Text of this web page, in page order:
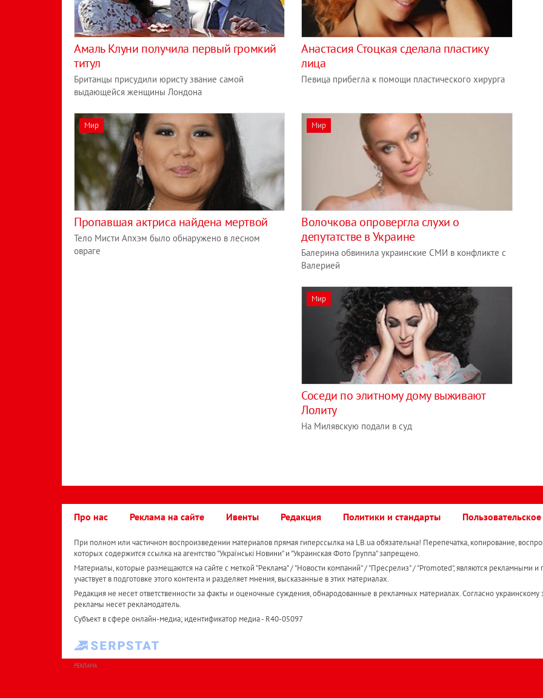
Амаль Клуни получила первый громкий
титул
Британцы присудили юристу звание самой
выдающейся женщины Лондона
Анастасия Стоцкая сделала пластику
лица
Певица прибегла к помощи пластического хирурга
Мир
Пропавшая актриса найдена мертвой
Тело Мисти Апхэм было обнаружено в лесном
овраге
Мир
Волочкова опровергла слухи о
депутатстве в Украине
Балерина обвинила украинские СМИ в конфликте с
Валерией
Мир
Соседи по элитному дому выживают
Лолиту
На Милявскую подали в суд
Про нас Реклама на сайте Ивенты Редакция Политики и стандарты
При полном или частичном воспроизведении материалов прямая гиперссылка на LB.ua обязательна! Перепечатка, копирование,
которых содержится ссылка на агентство "Українськi Новини" и "Украинская Фото Группа" запрещено.
Материалы, которые размещаются на сайте с меткой "Реклама" / "Новости компаний" / "Пресрелиз" / "Promoted", являются рекламными и
участвует в подготовке этого контента и разделяет мнения, высказанные в этих материалах.
Редакция не несет ответственности за факты и оценочные суждения, обнародованные в рекламных материалах. Согласно украинскому
рекламы несет рекламодатель.
Субъект в сфере онлайн-медиа; идентификатор медиа - R40-05097
РЕКЛАМА